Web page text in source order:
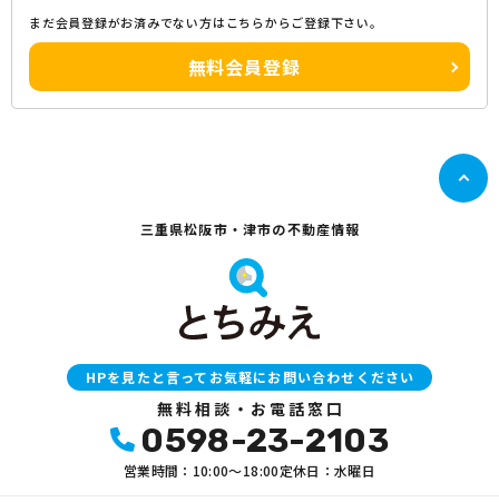
まだ会員登録がお済みでない方はこちらからご登録下さい。
無料会員登録
三重県松阪市・津市の不動産情報
HPを見たと言ってお気軽にお問い合わせください
無料相談・お電話窓口
0598-23-2103
営業時間：10:00〜18:00定休日：水曜日